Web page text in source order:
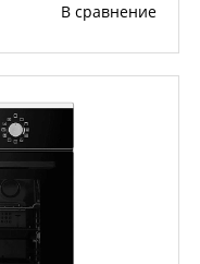
В сравнение